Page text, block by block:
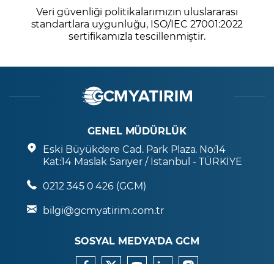
Veri güvenliği politikalarımızın uluslararası
standartlara uygunluğu, ISO/IEC 27001:2022
sertifikamızla tescillenmiştir.
GENEL MÜDÜRLÜK
Eski Büyükdere Cad. Park Plaza. No:14
Kat:14 Maslak Sarıyer / İstanbul - TÜRKİYE
0212 345 0 426 (GCM)
bilgi@gcmyatirim.com.tr
SOSYAL MEDYA’DA GCM